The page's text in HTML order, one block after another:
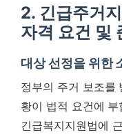
2. 긴급주거
자격 요건 및
대상 선정을 위한
정부의 주거 보조를
황이 법적 요건에
긴급복지지원법에